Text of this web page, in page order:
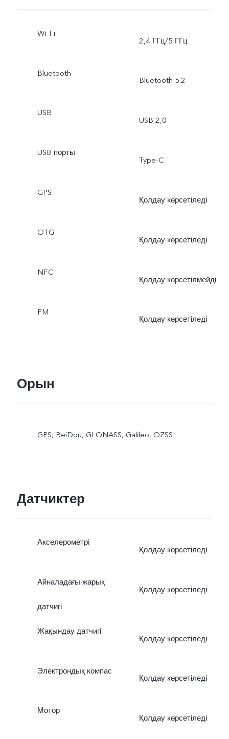
Wi-Fi
2,4 ГГц/5 ГГц
Bluetooth
Bluetooth 5.2
USB
USB 2,0
USB порты
Type-C
GPS
Қолдау көрсетіледі
OTG
Қолдау көрсетіледі
NFC
Қолдау көрсетілмейді
FM
Қолдау көрсетіледі
Орын
GPS, BeiDou, GLONASS, Galileo, QZSS
Датчиктер
Акселерометрі
Қолдау көрсетіледі
Айналадағы жарық
датчигі
Қолдау көрсетіледі
Жақындау датчигі
Қолдау көрсетіледі
Электрондық компас
Қолдау көрсетіледі
Мотор
Қолдау көрсетіледі